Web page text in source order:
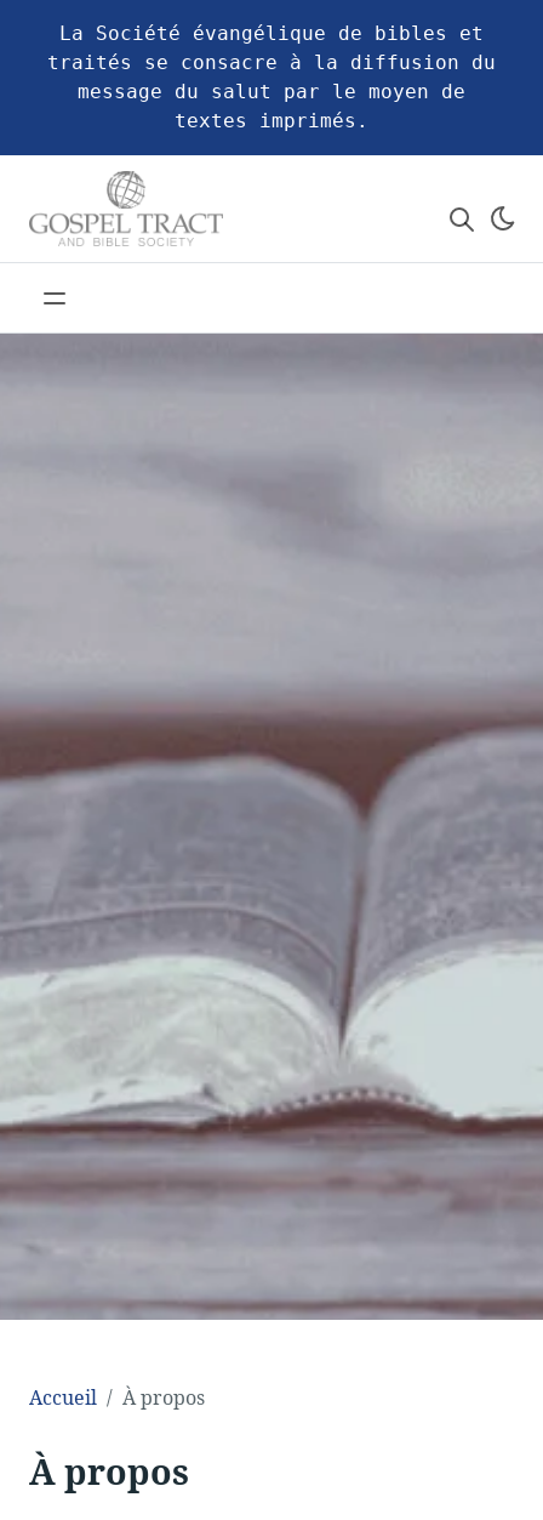
La Société évangélique de bibles et
traités se consacre à la diffusion du
message du salut par le moyen de
textes imprimés.
Accueil À propos
À propos